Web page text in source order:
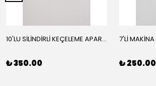
10'LU SİLİNDİRLİ KEÇELEME APARATI
₺ 350.00
7'Lİ MAKİNA
₺ 250.00